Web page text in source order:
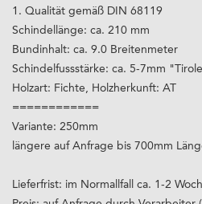
1. Qualität gemäß DIN 68119
Schindellänge: ca. 210 mm
Bundinhalt: ca. 9.0 Breitenmeter
Schindelfussstärke: ca. 5-7mm
Holzart: Fichte, Holzherkunft: AT
============
Variante: 250mm
längere auf Anfrage bis 700mm
Lieferfrist: im Normallfall ca. 1-2